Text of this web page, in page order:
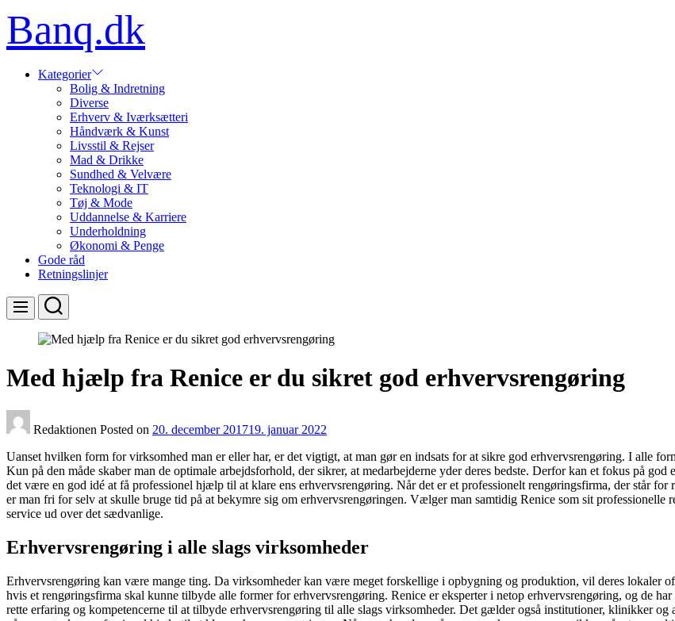
to
content
Banq.dk
Kategorier
Bolig & Indretning
Diverse
Erhverv & Iværksætteri
Håndværk & Kunst
Livsstil & Rejser
Mad & Drikke
Sundhed & Velvære
Teknologi & IT
Tøj & Mode
Uddannelse & Karriere
Underholdning
Økonomi & Penge
Gode råd
Retningslinjer
Menu Search
Med hjælp fra Renice er du sikret god erhvervsrengøring
Redaktionen Posted on 20. december 201719. januar 2022
Uanset hvilken form for virksomhed man er eller har, er det vigtigt, at man gør en indsats for at sikre god erhvervsrengøring. I alle
Kun på den måde skaber man de optimale arbejdsforhold, der sikrer, at medarbejderne yder deres bedste. Derfor kan et fokus på
det være en god idé at få professionel hjælp til at klare ens erhvervsrengøring. Når det er et professionelt rengøringsfirma, der står
er man fri for selv at skulle bruge tid på at bekymre sig om erhvervsrengøringen. Vælger man samtidig Renice som sit
service ud over det sædvanlige.
Erhvervsrengøring i alle slags virksomheder
Erhvervsrengøring kan være mange ting. Da virksomheder kan være meget forskellige i opbygning og produktion, vil deres lokaler
hvis et rengøringsfirma skal kunne tilbyde alle former for erhvervsrengøring. Renice er eksperter i netop erhvervsrengøring, og de
rette erfaring og kompetencerne til at tilbyde erhvervsrengøring til alle slags virksomheder. Det gælder også institutioner, klinikker